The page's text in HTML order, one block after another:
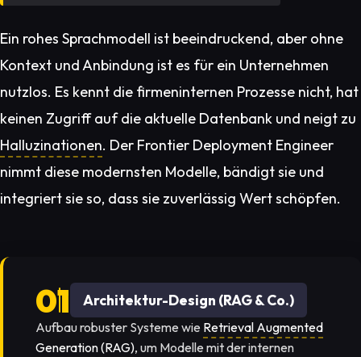
Ein rohes Sprachmodell ist beeindruckend, aber ohne
Kontext und Anbindung ist es für ein Unternehmen
nutzlos. Es kennt die firmeninternen Prozesse nicht, hat
keinen Zugriff auf die aktuelle Datenbank und neigt zu
Halluzinationen. Der Frontier Deployment Engineer
nimmt diese modernsten Modelle, bändigt sie und
integriert sie so, dass sie zuverlässig Wert schöpfen.
Architektur-Design (RAG & Co.)
Aufbau robuster Systeme wie Retrieval Augmented
Generation (RAG), um Modelle mit der internen